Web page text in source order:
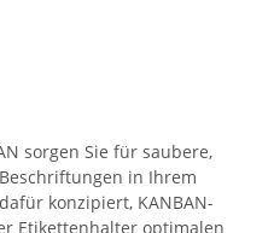
sorgen Sie für saubere,
in Ihrem
konzipiert, KANBAN-
Etikettenhalter optimalen